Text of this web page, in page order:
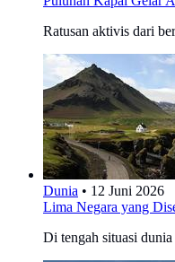
Ratusan aktivis dari
Dunia • 12 Juni 2026
Lima Negara yang
Di tengah situasi